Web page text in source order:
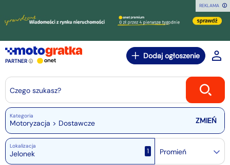
REKLAMA
PARTNER
Dodaj ogłoszenie
Czego szukasz?
Kategoria
Motoryzacja > Dostawcze
Lokalizacja
1 Promień